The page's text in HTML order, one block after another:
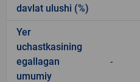
davlat ulushi (%)
Yer
uchastkasining
egallagan
umumiy
-